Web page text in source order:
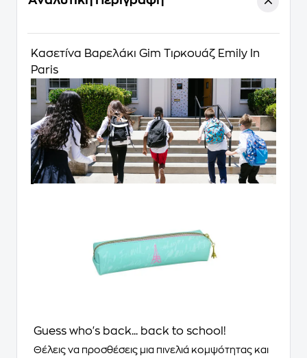
Κασετίνα Βαρελάκι Gim Τιρκουάζ Emily In
Paris
Guess who's back... back to school!
Θέλεις να προσθέσεις μια πινελιά κομψότητας και